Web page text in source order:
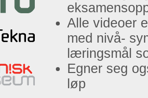
Alle videoer
med nivå-
læringsmål
Egner seg
løp